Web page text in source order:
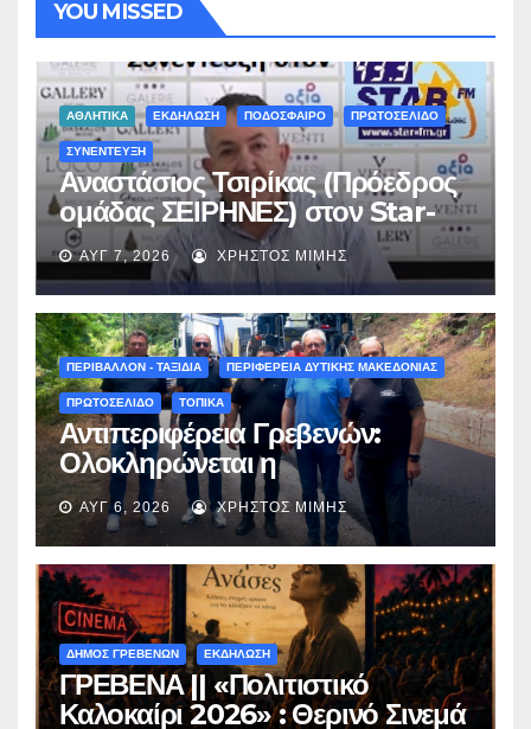
YOU MISSED
ΑΘΛΗΤΙΚΑ ΕΚΔΗΛΩΣΗ ΠΟΔΟΣΦΑΙΡΟ ΠΡΩΤΟΣΕΛΙΔΟ
ΣΥΝΕΝΤΕΥΞΗ
Αναστάσιος Τσιρίκας (Πρόεδρος
ομάδας ΣΕΙΡΗΝΕΣ) στον Star-
fm 93.3: «Το όνειρο έγινε
πραγματικότητα – Σας
περιμένουμε όλους το Σάββατο
στη Μυρσίνα Γρεβενών !» –
(audio)
ΑΥΓ 7, 2026 ΧΡΉΣΤΟΣ ΜΊΜΗΣ
ΠΕΡΙΒΑΛΛΟΝ - ΤΑΞΙΔΙΑ ΠΕΡΙΦΕΡΕΙΑ ΔΥΤΙΚΗΣ ΜΑΚΕΔΟΝΙΑΣ
ΠΡΩΤΟΣΕΛΙΔΟ ΤΟΠΙΚΑ
Αντιπεριφέρεια Γρεβενών:
Ολοκληρώνεται η
ασφαλτόστρωση της οδού
Περιβόλι – Αβδέλλα
ΑΥΓ 6, 2026 ΧΡΉΣΤΟΣ ΜΊΜΗΣ
ΔΗΜΟΣ ΓΡΕΒΕΝΩΝ ΕΚΔΗΛΩΣΗ
ΓΡΕΒΕΝΑ || «Πολιτιστικό
Καλοκαίρι 2026» : Θερινό Σινεμά